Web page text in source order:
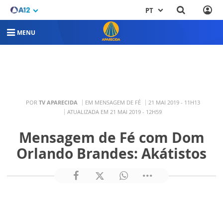
PT
MENU
POR TV APARECIDA EM MENSAGEM DE FÉ
21 MAI 2019 - 11H13
ATUALIZADA EM 21 MAI 2019 - 12H59
Mensagem de Fé com Dom
Orlando Brandes: Akátistos